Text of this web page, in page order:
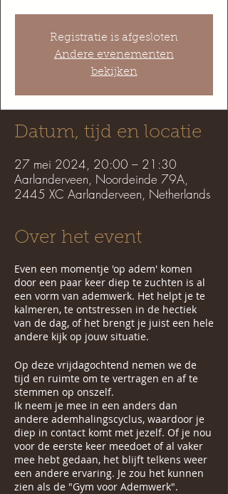
Registratie is afgesloten
Andere evenementen
bekijken
Datum, tijd en locatie
27 mei 2024, 20:00 – 21:30
Aarlanderveen, Noordeinde 79A,
2445 XC Aarlanderveen, Netherlands
Over het event
Even een momentje 'op adem' komen
door een paar keer diep te zuchten is al
een vorm van ademwerk. Het helpt je te
kalmeren, te ontstressen in de hectiek
van de dag, of het brengt je juist een hele
andere kijk op jouw situatie.
Op deze vrijdagochtend nemen we de
tijd en ruimte om te vertragen en af te
stemmen op onszelf.
Ik neem je mee in een anders dan
andere ademhalingscyclus, waardoor je
diep in contact komt met jezelf. Of je nou
voor de eerste keer meedoet of al vaker
mee hebt gedaan, het blijft telkens weer
een andere ervaring. Je zou het kunnen
zien als de "Gym voor Ademwerk".